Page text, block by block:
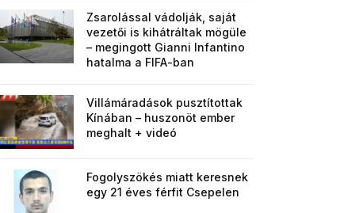
Zsarolással vádolják, saját
vezetői is kihátráltak mögüle
– megingott Gianni Infantino
hatalma a FIFA-ban
Villámáradások pusztítottak
Kínában – huszonöt ember
meghalt + videó
Fogolyszökés miatt keresnek
egy 21 éves férfit Csepelen